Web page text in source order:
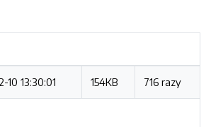
10 13:30:01 154KB 716 razy